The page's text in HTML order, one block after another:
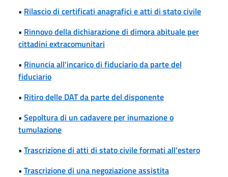
• Rilascio di certificati anagrafici e atti di stato civile
• Rinnovo della dichiarazione di dimora abituale per
cittadini extracomunitari
• Rinuncia all'incarico di fiduciario da parte del
fiduciario
• Ritiro delle DAT da parte del disponente
• Sepoltura di un cadavere per inumazione o
tumulazione
• Trascrizione di atti di stato civile formati all'estero
• Trascrizione di una negoziazione assistita